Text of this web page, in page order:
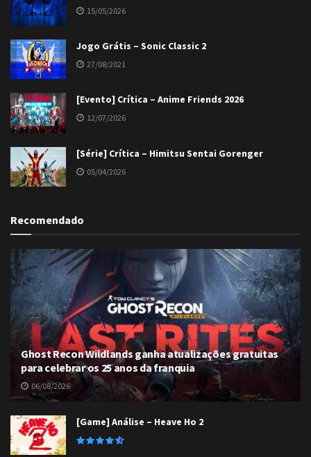
15/05/2026
Jogo Grátis – Sonic Classic 2
27/08/2021
[Evento] Crítica – Anime Friends 2026
12/07/2026
[Série] Crítica – Himitsu Sentai Gorenger
05/04/2026
Recomendado
Ghost Recon Wildlands ganha atualizações gratuitas
para celebrar os 25 anos da franquia
06/08/2026
[Game] Análise – Heave Ho 2